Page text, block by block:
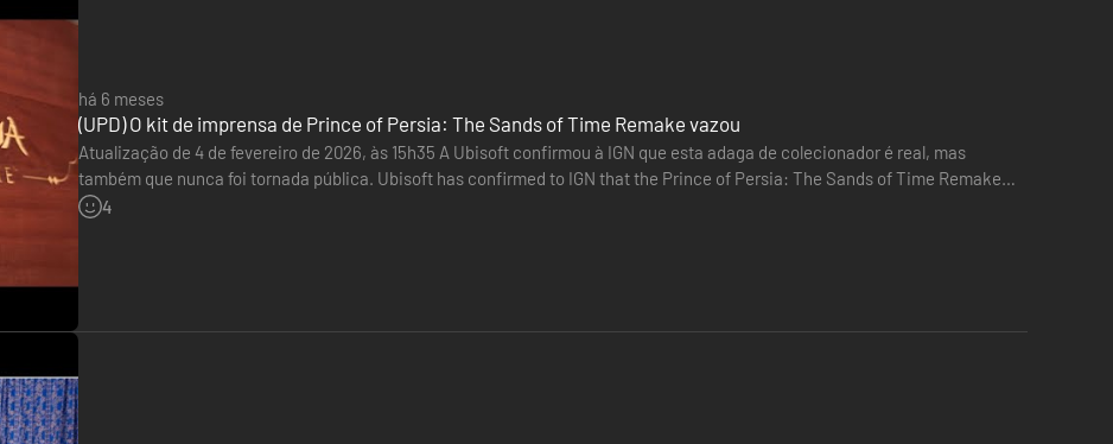
há 6 meses
(UPD) O kit de imprensa de Prince of Persia: The Sands of Time Remake vazou
Atualização de 4 de fevereiro de 2026, às 15h35 A Ubisoft confirmou à IGN que esta adaga de colecionador é real, mas
também que nunca foi tornada pública. Ubisoft has confirmed to IGN that the Prince of Persia: The Sands of Time Remake
collectible dagger shown online this week was indeed real, though…
4